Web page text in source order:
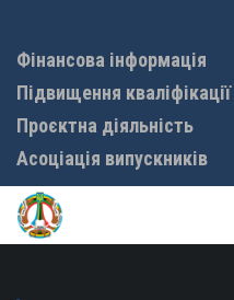
Фінансова інформація
Підвищення кваліфікації
Проєктна діяльність
Асоціація випускників